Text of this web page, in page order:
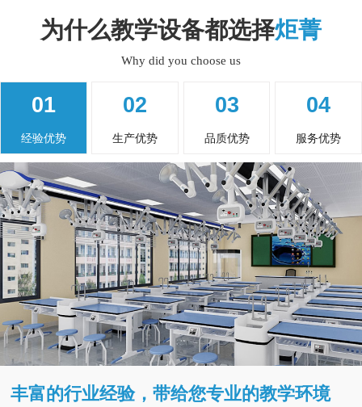
为什么教学设备都选择炬菁
Why did you choose us
01
经验优势
02
生产优势
03
品质优势
04
服务优势
丰富的行业经验，带给您专业的教学环境